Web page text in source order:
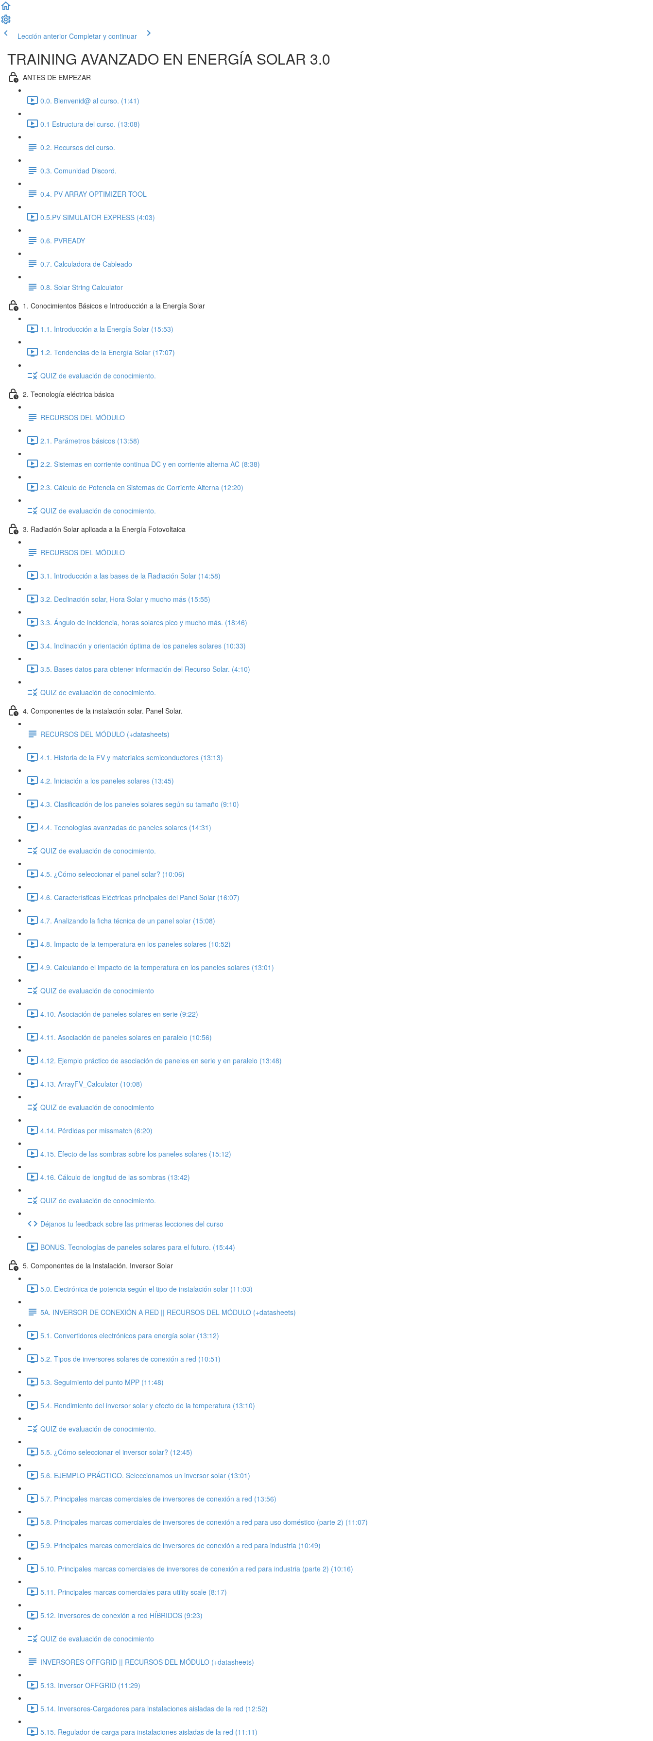
Lección anterior Completar y continuar
TRAINING AVANZADO EN ENERGÍA SOLAR 3.0
ANTES DE EMPEZAR
0.0. Bienvenid@ al curso. (1:41)
0.1 Estructura del curso. (13:08)
0.2. Recursos del curso.
0.3. Comunidad Discord.
0.4. PV ARRAY OPTIMIZER TOOL
0.5.PV SIMULATOR EXPRESS (4:03)
0.6. PVREADY
0.7. Calculadora de Cableado
0.8. Solar String Calculator
1. Conocimientos Básicos e Introducción a la Energía Solar
1.1. Introducción a la Energía Solar (15:53)
1.2. Tendencias de la Energía Solar (17:07)
QUIZ de evaluación de conocimiento.
2. Tecnología eléctrica básica
RECURSOS DEL MÓDULO
2.1. Parámetros básicos (13:58)
2.2. Sistemas en corriente continua DC y en corriente alterna AC (8:38)
2.3. Cálculo de Potencia en Sistemas de Corriente Alterna (12:20)
QUIZ de evaluación de conocimiento.
3. Radiación Solar aplicada a la Energía Fotovoltaica
RECURSOS DEL MÓDULO
3.1. Introducción a las bases de la Radiación Solar (14:58)
3.2. Declinación solar, Hora Solar y mucho más (15:55)
3.3. Ángulo de incidencia, horas solares pico y mucho más. (18:46)
3.4. Inclinación y orientación óptima de los paneles solares (10:33)
3.5. Bases datos para obtener información del Recurso Solar. (4:10)
QUIZ de evaluación de conocimiento.
4. Componentes de la instalación solar. Panel Solar.
RECURSOS DEL MÓDULO (+datasheets)
4.1. Historia de la FV y materiales semiconductores (13:13)
4.2. Iniciación a los paneles solares (13:45)
4.3. Clasificación de los paneles solares según su tamaño (9:10)
4.4. Tecnologías avanzadas de paneles solares (14:31)
QUIZ de evaluación de conocimiento.
4.5. ¿Cómo seleccionar el panel solar? (10:06)
4.6. Características Eléctricas principales del Panel Solar (16:07)
4.7. Analizando la ficha técnica de un panel solar (15:08)
4.8. Impacto de la temperatura en los paneles solares (10:52)
4.9. Calculando el impacto de la temperatura en los paneles solares (13:01)
QUIZ de evaluación de conocimiento
4.10. Asociación de paneles solares en serie (9:22)
4.11. Asociación de paneles solares en paralelo (10:56)
4.12. Ejemplo práctico de asociación de paneles en serie y en paralelo (13:48)
4.13. ArrayFV_Calculator (10:08)
QUIZ de evaluación de conocimiento
4.14. Pérdidas por missmatch (6:20)
4.15. Efecto de las sombras sobre los paneles solares (15:12)
4.16. Cálculo de longitud de las sombras (13:42)
QUIZ de evaluación de conocimiento.
Déjanos tu feedback sobre las primeras lecciones del curso
BONUS. Tecnologías de paneles solares para el futuro. (15:44)
5. Componentes de la Instalación. Inversor Solar
5.0. Electrónica de potencia según el tipo de instalación solar (11:03)
5A. INVERSOR DE CONEXIÓN A RED || RECURSOS DEL MÓDULO (+datasheets)
5.1. Convertidores electrónicos para energía solar (13:12)
5.2. Tipos de inversores solares de conexión a red (10:51)
5.3. Seguimiento del punto MPP (11:48)
5.4. Rendimiento del inversor solar y efecto de la temperatura (13:10)
QUIZ de evaluación de conocimiento.
5.5. ¿Cómo seleccionar el inversor solar? (12:45)
5.6. EJEMPLO PRÁCTICO. Seleccionamos un inversor solar (13:01)
5.7. Principales marcas comerciales de inversores de conexión a red (13:56)
5.8. Principales marcas comerciales de inversores de conexión a red para uso doméstico (parte 2) (11:07)
5.9. Principales marcas comerciales de inversores de conexión a red para industria (10:49)
5.10. Principales marcas comerciales de inversores de conexión a red para industria (parte 2) (10:16)
5.11. Principales marcas comerciales para utility scale (8:17)
5.12. Inversores de conexión a red HÍBRIDOS (9:23)
QUIZ de evaluación de conocimiento
INVERSORES OFFGRID || RECURSOS DEL MÓDULO (+datasheets)
5.13. Inversor OFFGRID (11:29)
5.14. Inversores-Cargadores para instalaciones aisladas de la red (12:52)
5.15. Regulador de carga para instalaciones aisladas de la red (11:11)